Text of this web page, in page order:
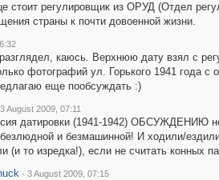
стоит регулировщик из ОРУД (Отдел
страны к почти довоенной жизни.
каюсь. Верхнюю дату взял с
фотографий ул. Горького 1941 года с
еще пообсуждать :)
3 August 2009, 07:11
датировки (1941-1942) ОБСУЖДЕНИЮ
безлюдной и безмашинной! И ходили/
(и то изредка!), если не считать конных
· 3 August 2009, 07:15